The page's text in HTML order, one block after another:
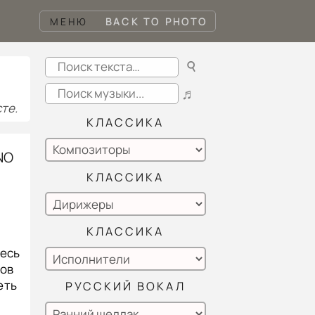
МЕНЮ BACK TO PHOTO
☌
♬
КЛАССИКА
КЛАССИКА
КЛАССИКА
РУССКИЙ ВОКАЛ